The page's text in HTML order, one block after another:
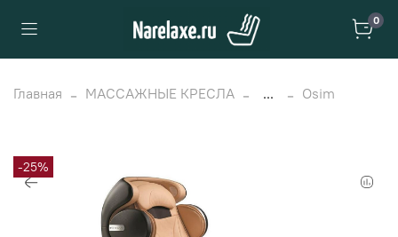
0
Главная МАССАЖНЫЕ КРЕСЛА ... Osim
-25%